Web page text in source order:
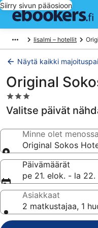
Siirry sivun pääosioon
Iisalmi – hotellit
Näytä kaikki
Original
3.0
tähden
majoituspaikka
Valitse päivät
Minne olet
Original Sokos
Päivämäärät
pe 21. elok. - la 22.
Asiakkaat
2 matkustajaa, 1